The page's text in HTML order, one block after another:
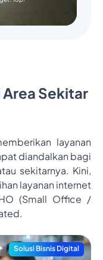
Area Sekitar
layanan
diandalkan bagi
sekitarnya. Kini,
layanan internet
(Small Office /
Solusi Bisnis Digital